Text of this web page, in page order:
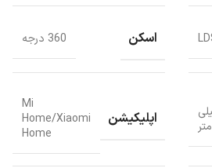
اسکن 360 درجه
متر
اپلیکیشن
Mi
Home/Xiaomi
Home